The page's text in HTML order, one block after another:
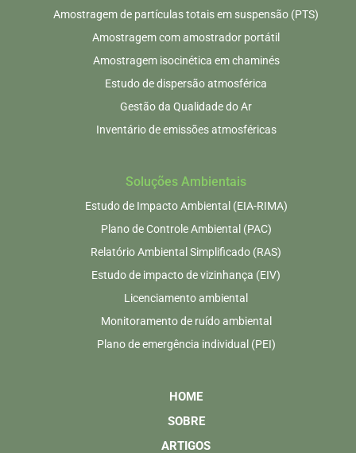
Amostragem de partículas totais em suspensão (PTS)
Amostragem com amostrador portátil
Amostragem isocinética em chaminés
Estudo de dispersão atmosférica
Gestão da Qualidade do Ar
Inventário de emissões atmosféricas
Soluções Ambientais
Estudo de Impacto Ambiental (EIA-RIMA)
Plano de Controle Ambiental (PAC)
Relatório Ambiental Simplificado (RAS)
Estudo de impacto de vizinhança (EIV)
Licenciamento ambiental
Monitoramento de ruído ambiental
Plano de emergência individual (PEI)
HOME
SOBRE
ARTIGOS